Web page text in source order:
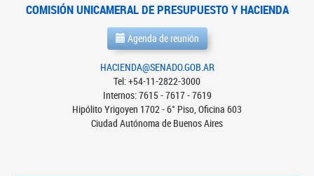
COMISIÓN UNICAMERAL DE PRESUPUESTO Y HACIENDA
Agenda de reunión
HACIENDA@SENADO.GOB.AR
Tel: +54-11-2822-3000
Internos: 7615 - 7617 - 7619
Hipólito Yrigoyen 1702 - 6° Piso, Oficina 603
Ciudad Autónoma de Buenos Aires